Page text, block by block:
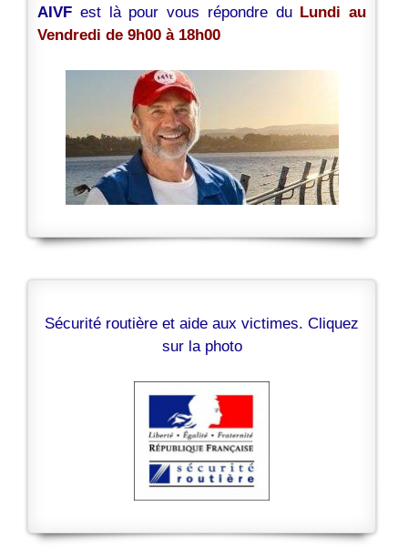
AIVF est là pour vous répondre du Lundi au
Vendredi de 9h00 à 18h00
Sécurité routière et aide aux victimes. Cliquez
sur la photo